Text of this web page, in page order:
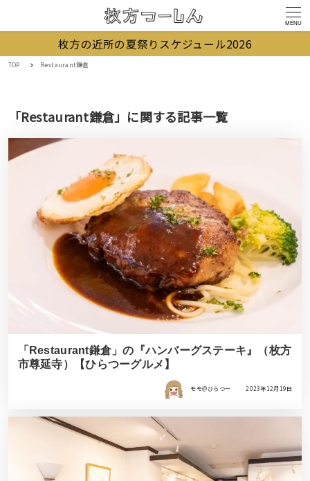
MENU
枚方の近所の夏祭りスケジュール2026
TOP Restaurant鎌倉
「Restaurant鎌倉」に関する記事一覧
「Restaurant鎌倉」の『ハンバーグステーキ』（枚方
市尊延寺）【ひらつーグルメ】
モモ＠ひらつー 2023年12月19日